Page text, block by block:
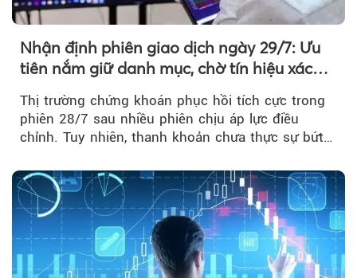
Nhận định phiên giao dịch ngày 29/7: Ưu
tiên nắm giữ danh mục, chờ tín hiệu xác
Thị trường chứng khoán phục hồi tích cực trong
phiên 28/7 sau nhiều phiên chịu áp lực điều
chỉnh. Tuy nhiên, thanh khoản chưa thực sự bứt